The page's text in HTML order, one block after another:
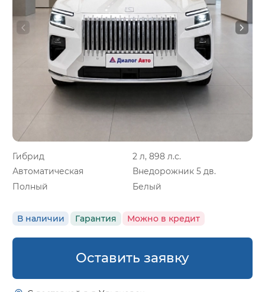
Гибрид
2 л, 898 л.с.
Автоматическая
Внедорожник 5 дв.
Полный
Белый
В наличии Гарантия Можно в кредит
Оставить заявку